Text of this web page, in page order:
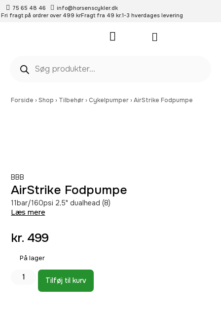
75 65 48 46
info@horsenscykler.dk
Fri fragt på ordrer over 499 krFragt fra 49 kr.1-3 hverdages levering
Forside ›Shop › Tilbehør ›Cykelpumper ›AirStrike Fodpumpe
BBB
AirStrike Fodpumpe
11bar/160psi 2,5" dualhead (8)
Læs mere
kr. 499
På lager
Tilføj til kurv